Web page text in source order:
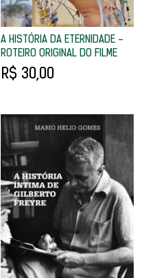
A HISTÓRIA DA ETERNIDADE -
ROTEIRO ORIGINAL DO FILME
R$ 30,00